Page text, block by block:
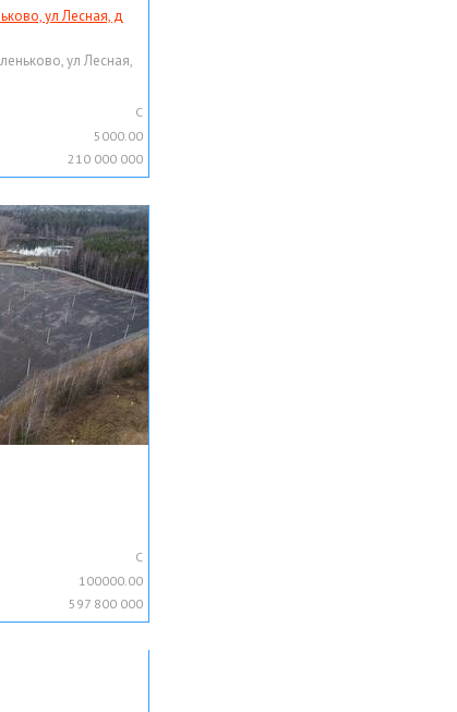
ул Лесная, д
ул Лесная,
C
5000.00
210 000 000
C
100000.00
597 800 000